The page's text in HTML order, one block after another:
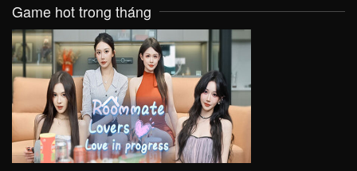
Game hot trong tháng
VIEW